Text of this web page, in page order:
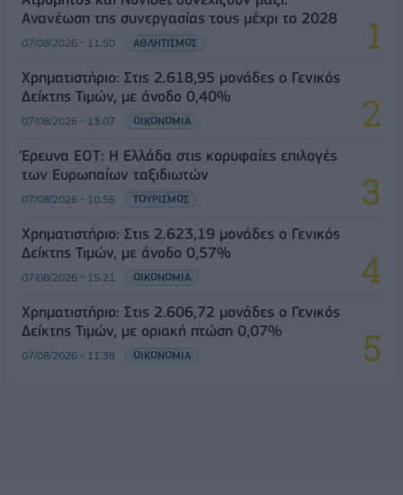
Ανανέωση της συνεργασίας τους μέχρι το 2028
07/08/2026 - 11:50 ΑΘΛΗΤΙΣΜΟΣ
Χρηματιστήριο: Στις 2.618,95 μονάδες ο Γενικός
Δείκτης Τιμών, με άνοδο 0,40%
07/08/2026 - 13:07 ΟΙΚΟΝΟΜΙΑ
Έρευνα ΕΟΤ: Η Ελλάδα στις κορυφαίες επιλογές
των Ευρωπαίων ταξιδιωτών
07/08/2026 - 10:56 ΤΟΥΡΙΣΜΟΣ
Χρηματιστήριο: Στις 2.623,19 μονάδες ο Γενικός
Δείκτης Τιμών, με άνοδο 0,57%
07/08/2026 - 15:21 ΟΙΚΟΝΟΜΙΑ
Χρηματιστήριο: Στις 2.606,72 μονάδες ο Γενικός
Δείκτης Τιμών, με οριακή πτώση 0,07%
07/08/2026 - 11:38 ΟΙΚΟΝΟΜΙΑ